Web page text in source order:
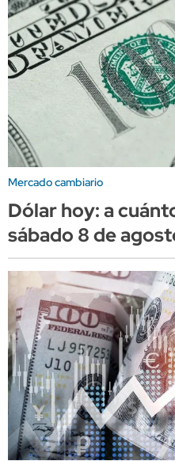
Mercado cambiario
Dólar hoy: a
sábado 8 de